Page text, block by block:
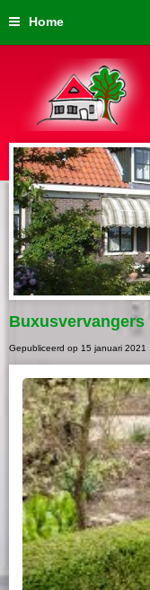
Home
Buxusvervangers
Gepubliceerd op 15 januari 2021